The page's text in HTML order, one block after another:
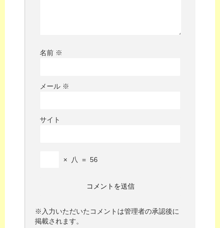
名前 ※
メール ※
サイト
× 八 = 56
※入力いただいたコメントは管理者の承認後に
掲載されます。